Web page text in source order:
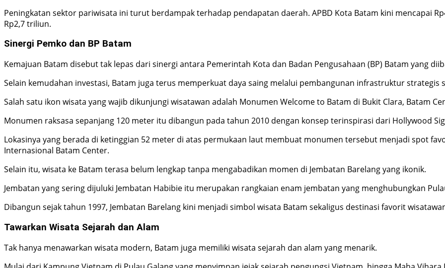
Peningkatan sektor pariwisata ini turut berdampak terhadap pendapatan daerah. APBD Kota Batam kini mencapai
Rp2,7 triliun.
Sinergi Pemko dan BP Batam
Kemajuan Batam disebut tak lepas dari sinergi antara Pemerintah Kota dan Badan Pengusahaan (BP) Batam yang
Selain kemudahan investasi, Batam juga terus memperkuat daya saing melalui pembangunan infrastruktur strategis
Salah satu ikon wisata yang wajib dikunjungi wisatawan adalah Monumen Welcome to Batam di Bukit Clara, Batam
Monumen raksasa sepanjang 120 meter itu dibangun pada tahun 2010 dengan konsep terinspirasi dari Hollywood
Lokasinya yang berada di ketinggian 52 meter di atas permukaan laut membuat monumen tersebut menjadi spot
Internasional Batam Center.
Selain itu, wisata ke Batam terasa belum lengkap tanpa mengabadikan momen di Jembatan Barelang yang ikonik.
Jembatan yang sering dijuluki Jembatan Habibie itu merupakan rangkaian enam jembatan yang menghubungkan
Dibangun sejak tahun 1997, Jembatan Barelang kini menjadi simbol wisata Batam sekaligus destinasi favorit
Tawarkan Wisata Sejarah dan Alam
Tak hanya menawarkan wisata modern, Batam juga memiliki wisata sejarah dan alam yang menarik.